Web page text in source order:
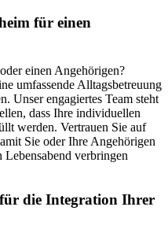
für einen
einen Angehörigen?
umfassende Alltagsbetreuung
Unser engagiertes Team steht
dass Ihre individuellen
werden. Vertrauen Sie auf
Sie oder Ihre Angehörigen
verbringen
die Integration Ihrer